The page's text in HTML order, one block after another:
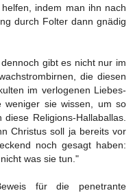
indem man ihn nach
durch Folter dann gnädig
gibt es nicht nur im
die diesen
im verlogenen Liebes-
weniger sie wissen, um so
Religions-Hallaballas.
Christus soll ja bereits vor
noch gesagt haben:
was sie tun."
für die penetrante